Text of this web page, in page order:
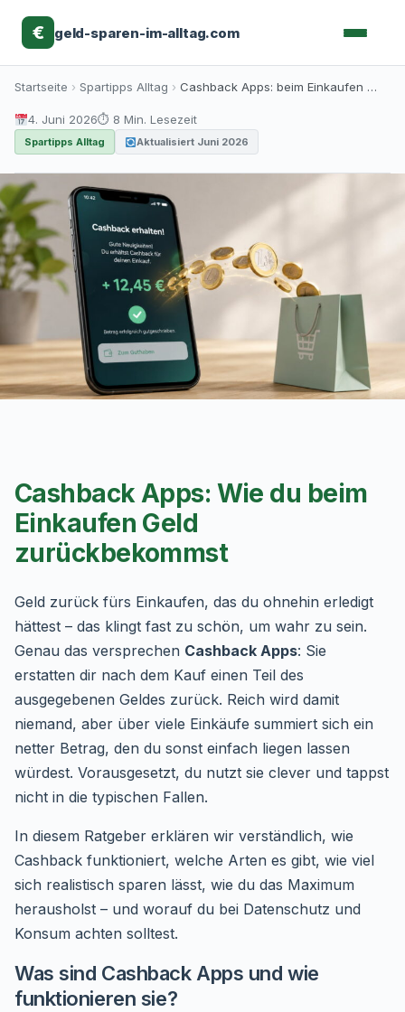
€ geld-sparen-im-alltag.com
content
Startseite › Spartipps Alltag › Cashback Apps: beim Einkaufen Geld zurückbekommen
4. Juni 2026⏱ 8 Min. Lesezeit
Spartipps Alltag Aktualisiert Juni 2026
Cashback Apps: Wie du beim
Einkaufen Geld
zurückbekommst
Geld zurück fürs Einkaufen, das du ohnehin erledigt
hättest – das klingt fast zu schön, um wahr zu sein.
Genau das versprechen Cashback Apps: Sie
erstatten dir nach dem Kauf einen Teil des
ausgegebenen Geldes zurück. Reich wird damit
niemand, aber über viele Einkäufe summiert sich ein
netter Betrag, den du sonst einfach liegen lassen
würdest. Vorausgesetzt, du nutzt sie clever und tappst
nicht in die typischen Fallen.
In diesem Ratgeber erklären wir verständlich, wie
Cashback funktioniert, welche Arten es gibt, wie viel
sich realistisch sparen lässt, wie du das Maximum
herausholst – und worauf du bei Datenschutz und
Konsum achten solltest.
Was sind Cashback Apps und wie
funktionieren sie?